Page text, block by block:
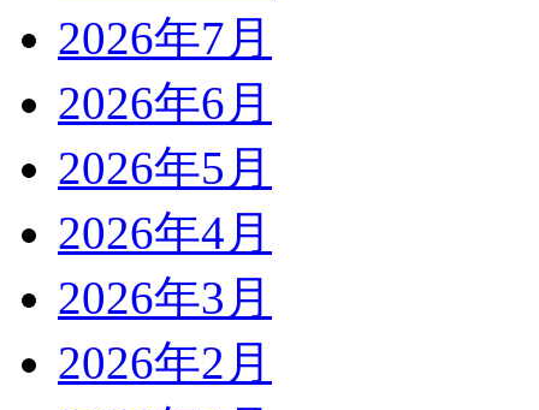
2026年7月
2026年6月
2026年5月
2026年4月
2026年3月
2026年2月